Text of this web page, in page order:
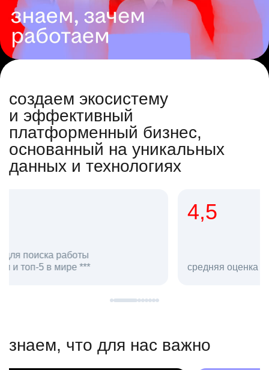
создаем экосистему
и эффективный
платформенный бизнес,
основанный на уникальных
данных и технологиях
средняя оценка hh.ru как работодателя **
в hh.ru
знаем, что для нас важно